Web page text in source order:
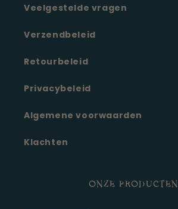
Veelgestelde vragen
Verzendbeleid
Retourbeleid
Privacybeleid
Algemene voorwaarden
Klachten
ONZE PRODUCTEN